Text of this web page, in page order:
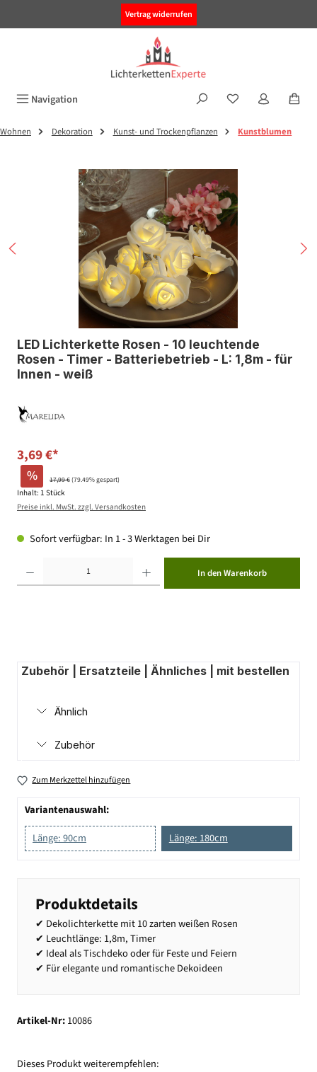
Vertrag widerrufen
Navigation
Wohnen Dekoration Kunst- und Trockenpflanzen Kunstblumen
Bildergalerie überspringen
LED Lichterkette Rosen - 10 leuchtende
Rosen - Timer - Batteriebetrieb - L: 1,8m - für
Innen - weiß
3,69 €*
% 17,99 €(79.49% gespart)
Inhalt: 1 Stück
Preise inkl. MwSt. zzgl. Versandkosten
Sofort verfügbar: In 1 - 3 Werktagen bei Dir
In den Warenkorb
Zubehör | Ersatzteile | Ähnliches | mit bestellen
Ähnlich
Zubehör
Zum Merkzettel hinzufügen
Variantenauswahl:
Länge: 90cm
Länge: 180cm
Produktdetails
✔ Dekolichterkette mit 10 zarten weißen Rosen
✔ Leuchtlänge: 1,8m, Timer
✔ Ideal als Tischdeko oder für Feste und Feiern
✔ Für elegante und romantische Dekoideen
Artikel-Nr:10086
Dieses Produkt weiterempfehlen: